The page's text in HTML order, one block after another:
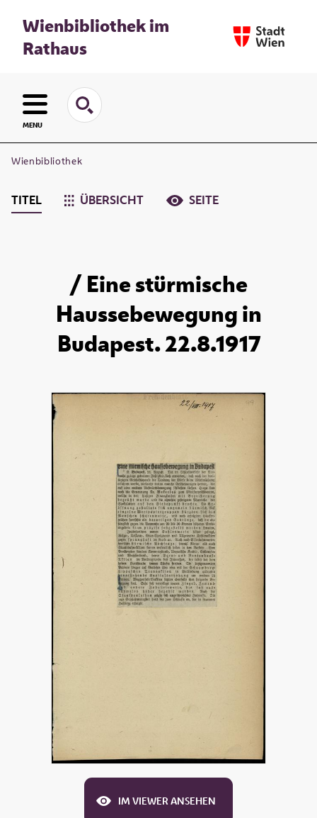
Wienbibliothek im
Rathaus
MENU
Wienbibliothek
TITEL ÜBERSICHT SEITE
/ Eine stürmische
Haussebewegung in
Budapest. 22.8.1917
IM VIEWER ANSEHEN